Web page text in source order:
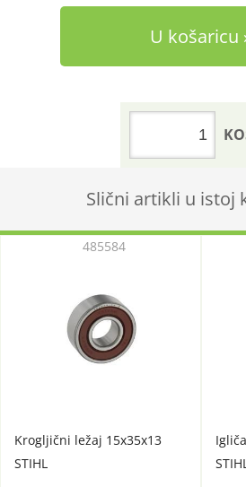
U košaricu
Slični artikli u istoj
Krogljični ležaj 15x35x13
STIHL
485584